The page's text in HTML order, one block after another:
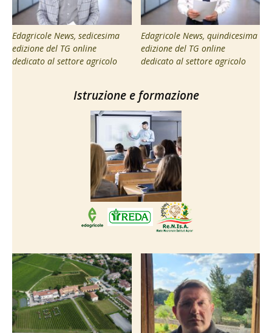
Edagricole News, sedicesima
edizione del TG online
dedicato al settore agricolo
Edagricole News, quindicesima
edizione del TG online
dedicato al settore agricolo
Istruzione e formazione